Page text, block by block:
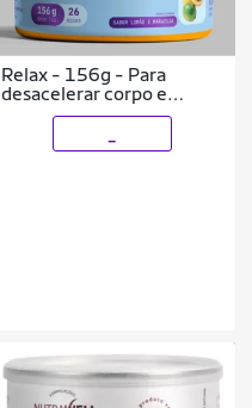
Relax - 156g - Para
desacelerar corpo e
mente - Glimmi